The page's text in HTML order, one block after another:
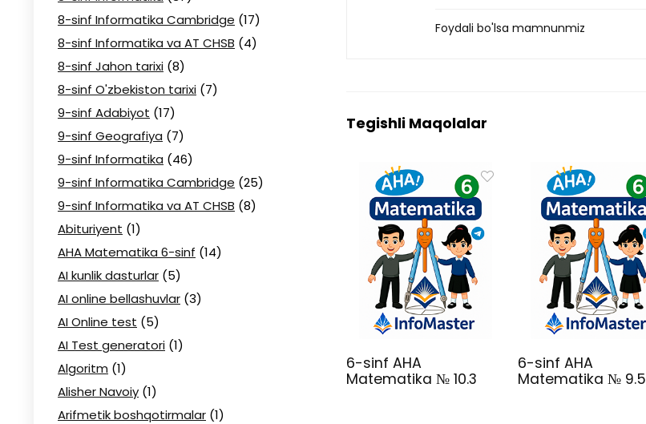
Foydali bo'lsa mamnunmiz
Tegishli Maqolalar
6-sinf AHA
Matematika № 10.3
6-sinf AHA
Matematika № 9.5
8-sinf Informatika Cambridge (17)
8-sinf Informatika va AT CHSB (4)
8-sinf Jahon tarixi (8)
8-sinf O'zbekiston tarixi (7)
9-sinf Adabiyot (17)
9-sinf Geografiya (7)
9-sinf Informatika (46)
9-sinf Informatika Cambridge (25)
9-sinf Informatika va AT CHSB (8)
Abituriyent (1)
AHA Matematika 6-sinf (14)
AI kunlik dasturlar (5)
AI online bellashuvlar (3)
AI Online test (5)
AI Test generatori (1)
Algoritm (1)
Alisher Navoiy (1)
Arifmetik boshqotirmalar (1)